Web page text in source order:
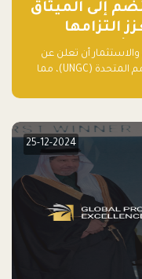
إلى الميثاق
التزامها
تقنيات
للأعمال والاستثمار أن تعلن عن
مشاركتها الرسمية في الميثاق العالمي للأمم المتحدة (UNGC)، مما
25-12-2024